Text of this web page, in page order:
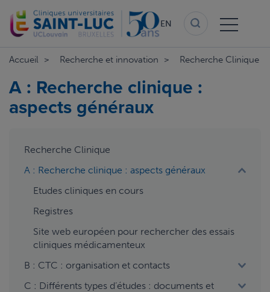
main
EN
Accueil Recherche et innovation Recherche Clinique
A : Recherche clinique :
aspects généraux
aside
Recherche Clinique
A : Recherche clinique : aspects généraux
Etudes cliniques en cours
Registres
Site web européen pour rechercher des essais
cliniques médicamenteux
B : CTC : organisation et contacts
C : Différents types d’études : documents et